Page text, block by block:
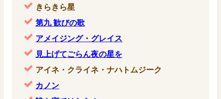
きらきら星
第九 歓びの歌
アメイジング・グレイス
見上げてごらん夜の星を
アイネ・クライネ・ナハトムジーク
カノン